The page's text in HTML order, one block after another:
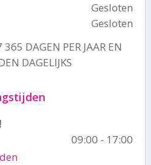
Gesloten
Gesloten
DAGEN PER JAAR EN
DAGELIJKS
09:00 - 17:00